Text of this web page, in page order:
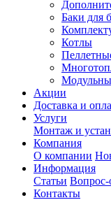
Баки для
Котлы
Акции
Доставка и
Услуги
Монтаж и
Компания
О компании
Информация
Статьи Вопрос-
Контакты